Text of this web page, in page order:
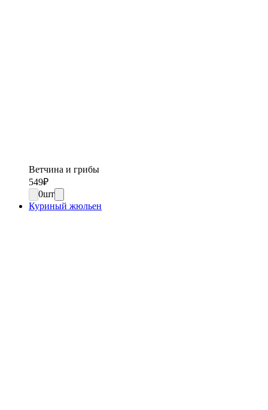
Ветчина и грибы
549₽
0шт
Куриный жюльен